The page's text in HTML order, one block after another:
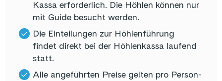
Kassa erforderlich. Die Höhlen können nur
mit Guide besucht werden.
Die Einteilungen zur Höhlenführung
findet direkt bei der Höhlenkassa laufend
statt.
Alle angeführten Preise gelten pro Person-